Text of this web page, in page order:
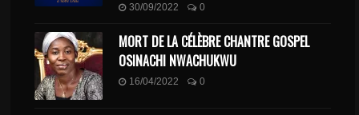
30/09/2022 0
MORT DE LA CÉLÈBRE CHANTRE GOSPEL
OSINACHI NWACHUKWU
16/04/2022 0